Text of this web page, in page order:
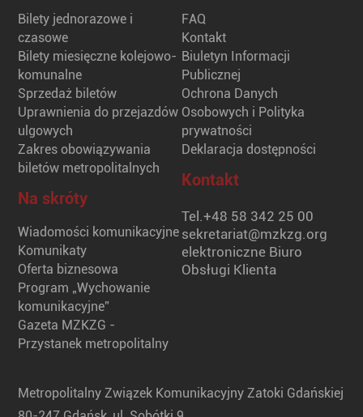
Bilety jednorazowe i
czasowe
Bilety miesięczne kolejowo-
komunalne
Sprzedaż biletów
Uprawnienia do przejazdów
ulgowych
Zakres obowiązywania
biletów metropolitalnych
Na skróty
Wiadomości komunikacyjne
Komunikaty
Oferta biznesowa
Program „Wychowanie
komunikacyjne”
Gazeta MZKZG -
Przystanek metropolitalny
FAQ
Kontakt
Biuletyn Informacji
Publicznej
Ochrona Danych
Osobowych i Polityka
prywatności
Deklaracja dostępności
Kontakt
Tel.+48 58 342 25 00
sekretariat@mzkzg.org
elektroniczne Biuro
Obsługi Klienta
Metropolitalny Związek Komunikacyjny Zatoki Gdańskiej